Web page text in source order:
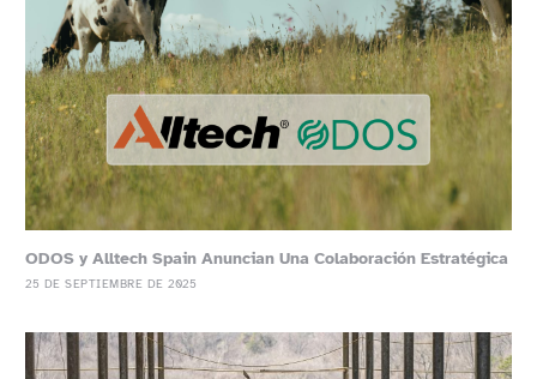
ODOS y Alltech Spain Anuncian Una Colaboración Estratégica
25 DE SEPTIEMBRE DE 2025